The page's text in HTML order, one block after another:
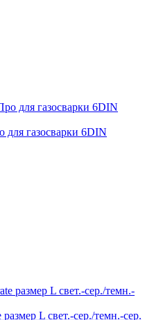
газосварки 6DIN
L свет.-сер./темн.-сер.